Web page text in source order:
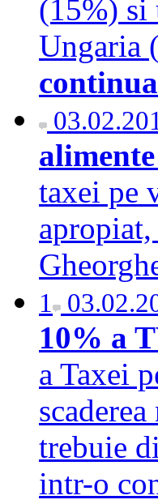
(15%) si
Ungaria
alimente
taxei pe
1
10% a
a Taxei
trebuie
intr-o